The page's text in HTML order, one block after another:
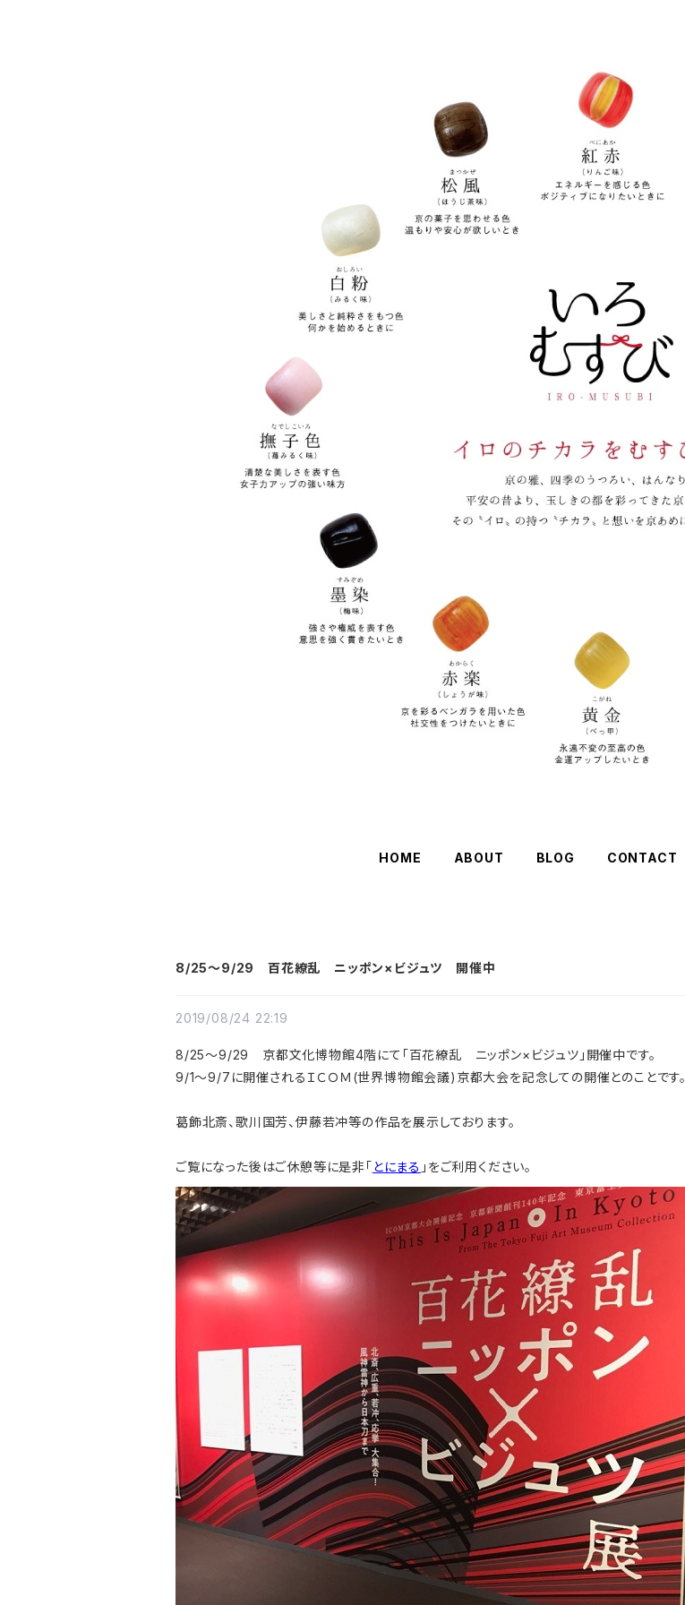
HOME ABOUT BLOG CONTACT
8/25～9/29 百花繚乱 ニッポン×ビジュツ 開催中
2019/08/24 22:19
8/25～9/29 京都文化博物館4階にて「百花繚乱 ニッポン×ビジュツ」開催中です。
9/1～9/7に開催されるＩＣＯＭ(世界博物館会議)京都大会を記念しての開催とのことです。
葛飾北斎、歌川国芳、伊藤若冲等の作品を展示しております。
ご覧になった後はご休憩等に是非「とにまる 」をご利用ください。